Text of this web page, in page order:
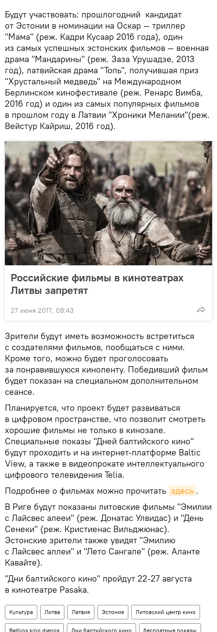
Будут участвовать: прошлогодний кандидат
от Эстонии в номинации на Оскар — триллер
"Мама" (реж. Кадри Кусаар 2016 года), один
из самых успешных эстонских фильмов — военная
драма "Мандарины" (реж. Заза Урушадзе, 2013
год), латвийская драма "Топь", получившая приз
"Хрустальный медведь" на Международном
Берлинском кинофестивале (реж. Ренарс Вимба,
2016 год) и один из самых популярных фильмов
в прошлом году в Латвии "Хроники Мелании"(реж.
Вейстур Кайриш, 2016 год).
Российские фильмы в кинотеатрах
Литвы запретят
27 июня 2017, 08:43
Зрители будут иметь возможность встретиться
с создателями фильмов, пообщаться с ними.
Кроме того, можно будет проголосовать
за понравившуюся киноленту. Победивший фильм
будет показан на специальном дополнительном
сеансе.
Планируется, что проект будет развиваться
в цифровом пространстве, что позволит смотреть
хорошие фильмы не только в кинозале.
Специальные показы "Дней балтийского кино"
будут проходить и на интернет-платформе Baltic
View, а также в видеопрокате интеллектуального
цифрового телевидения Telia.
Подробнее о фильмах можно прочитать здесь .
В Риге будут показаны литовские фильмы "Эмилии
с Лайсвес алееи" (реж. Донатас Улвидас) и "День
Сенеки" (реж. Кристиенас Вильджюнас).
Эстонские зрители также увидят "Эмилию
с Лайсвес аллеи" и "Лето Сангале" (реж. Аланте
Кавайте).
"Дни балтийского кино" пройдут 22-27 августа
в кинотеатре Pasaka.
Культура Литва Латвия Эстония Литовский центр кино
Baltijos kino dienos Дни балтийского кино бесплатные показы